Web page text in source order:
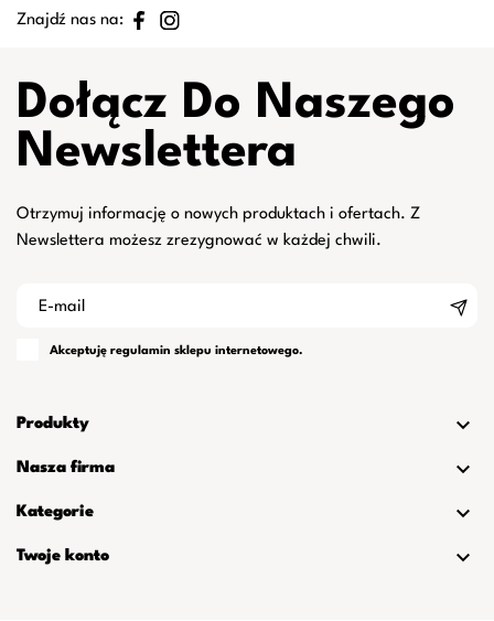
Znajdź nas na:
Dołącz Do Naszego
Newslettera
Otrzymuj informację o nowych produktach i ofertach. Z
Newslettera możesz zrezygnować w każdej chwili.
Akceptuję regulamin sklepu internetowego.
Produkty 
Nasza firma 
Kategorie 
Twoje konto 